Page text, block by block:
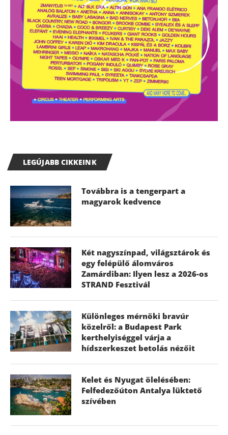
LEGÚJABB CIKKEINK
Továbbra is a tengerpart a
magyarok kedvence
Két nagyszínpad, világsztárok és
egy felépülő álomváros
Zamárdiban: Ilyen lesz a 2026-os
STRAND Fesztivál
Különleges mérnöki bravúr
közelről: a Budapest Park
kerthelyiséggel várja a
hídszerkeszet betolás nézőit
Kelet és Nyugat ölelésében:
Felfedezőúton Antalya lüktető
szívében